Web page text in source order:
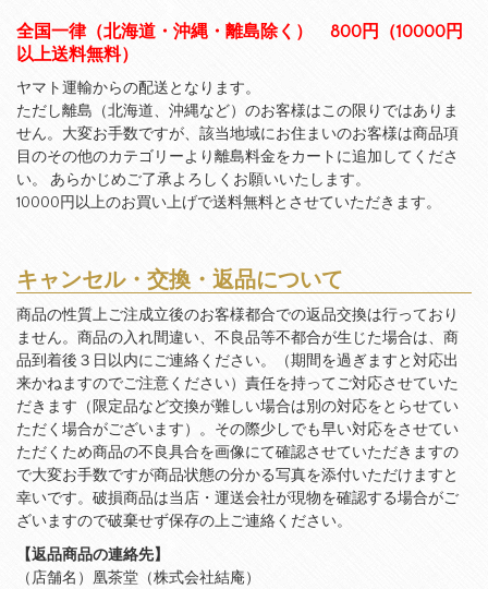
全国一律（北海道・沖縄・離島除く） 800円（10000円
以上送料無料）
ヤマト運輸からの配送となります。
ただし離島（北海道、沖縄など）のお客様はこの限りではありま
せん。大変お手数ですが、該当地域にお住まいのお客様は商品項
目のその他のカテゴリーより離島料金をカートに追加してくださ
い。 あらかじめご了承よろしくお願いいたします。
10000円以上のお買い上げで送料無料とさせていただきます。
キャンセル・交換・返品について
商品の性質上ご注成立後のお客様都合での返品交換は行っており
ません。商品の入れ間違い、不良品等不都合が生じた場合は、商
品到着後３日以内にご連絡ください。（期間を過ぎますと対応出
来かねますのでご注意ください）責任を持ってご対応させていた
だきます（限定品など交換が難しい場合は別の対応をとらせてい
ただく場合がございます）。その際少しでも早い対応をさせてい
ただくため商品の不良具合を画像にて確認させていただきますの
で大変お手数ですが商品状態の分かる写真を添付いただけますと
幸いです。破損商品は当店・運送会社が現物を確認する場合がご
ざいますので破棄せず保存の上ご連絡ください。
【返品商品の連絡先】
（店舗名）凰茶堂（株式会社結庵）